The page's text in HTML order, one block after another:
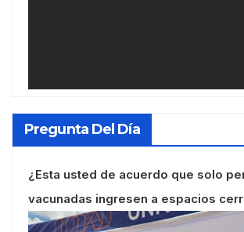
Pregunta Del Día
¿Esta usted de acuerdo que solo
vacunadas ingresen a espacios